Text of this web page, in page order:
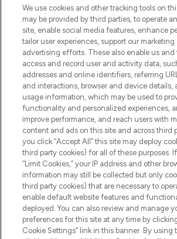
proposant les meilleurs
de la peau, des cheveux et de
de plus de 200 marques
Faites vos achats en ligne
l’application, avec la livraison
55€ d'achat.
Consentement aux
Do Not Sell or Share My
Information
AIDE ET
INFORMATIONS
À PROPOS DE
We use cookies and other tracking tools on
may be provided by third parties, to operate
site, enable social media features, enhance
tailor user experiences, support our marketing
advertising efforts. These also enable us and
access and record user and activity data,
addresses and online identifiers, referring
and interactions, browser and device details,
usage information, which may be used to
functionality and personalized experiences,
improve performance, and reach users with
content and ads on this site and across third
you click “Accept All” this site may deploy
third party cookies) for all of these purposes.
“Limit Cookies,” your IP address and other
information may still be collected but only
third party cookies) that are necessary to
enable default website features and
deployed. You can also review and manage
preferences for this site at any time by
Cookie Settings” link in this banner. By using